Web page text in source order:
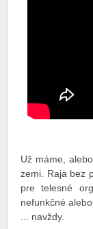
Už máme,
zemi. Raja bez
pre telesné
nefunkčné
... navždy.